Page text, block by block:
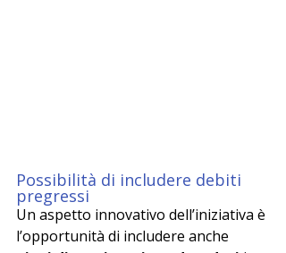
Possibilità di includere debiti
pregressi
Un aspetto innovativo dell’iniziativa è
l’opportunità di includere anche